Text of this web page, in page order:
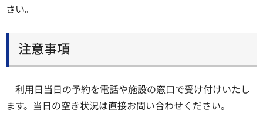
さい。
注意事項
利用日当日の予約を電話や施設の窓口で受け付けいたし
ます。当日の空き状況は直接お問い合わせください。